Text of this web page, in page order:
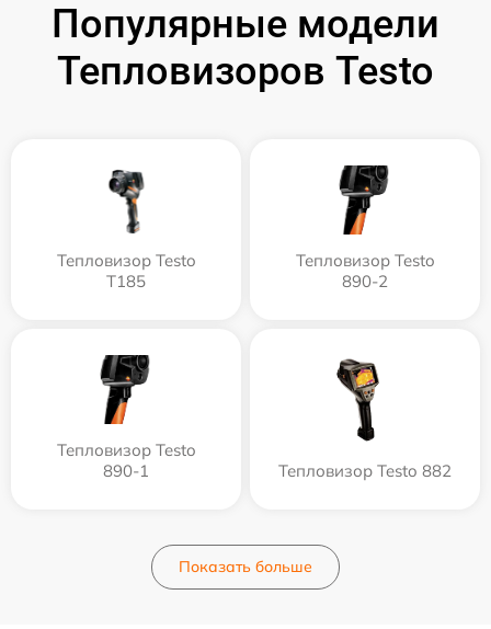
Популярные модели
Тепловизоров Testo
Тепловизор Testo
T185
Тепловизор Testo
890-2
Тепловизор Testo
890-1
Тепловизор Testo 882
Показать больше